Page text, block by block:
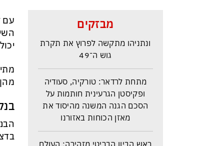
מבזקים
איזנקוט מתבסס במקום הראשון –
ונתניהו מתקשה לפרוץ את תקרת
גוש ה־49
מתחת לרדאר: טורקיה, סעודיה
ופקיסטן הגרעינית חותמות על
הסכם הגנה המשנה מהיסוד את
מאזן הכוחות באזורנו
ראש הביון הבריטי מזהירה: העולם
עם